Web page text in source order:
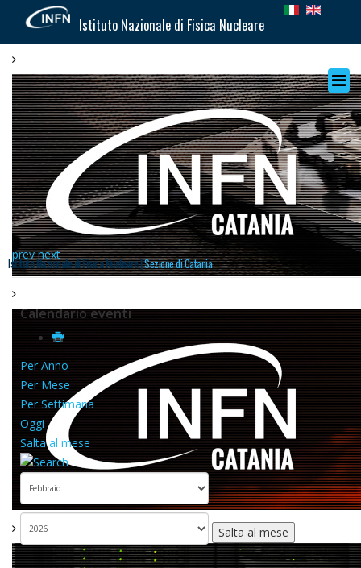
Istituto Nazionale di Fisica Nucleare
prev next
Istituto Nazionale di Fisica Nucleare |Sezione di Catania
Calendario eventi
Per Anno
Per Mese
Per Settimana
Oggi
Salta al mese
Salta al mese